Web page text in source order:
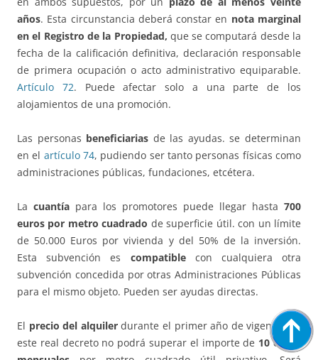
años. Esta circunstancia deberá constar en nota marginal
en el Registro de la Propiedad, que se computará desde la
fecha de la calificación definitiva, declaración responsable
de primera ocupación o acto administrativo equiparable.
Artículo 72. Puede afectar solo a una parte de los
alojamientos de una promoción.
Las personas beneficiarias de las ayudas. se determinan
en el artículo 74, pudiendo ser tanto personas físicas como
administraciones públicas, fundaciones, etcétera.
La cuantía para los promotores puede llegar hasta 700
euros por metro cuadrado de superficie útil. con un límite
de 50.000 Euros por vivienda y del 50% de la inversión.
Esta subvención es compatiblecon cualquiera otra
subvención concedida por otras Administraciones Públicas
para el mismo objeto. Pueden ser ayudas directas.
El precio del alquilerdurante el primer año de vigencia de
este real decreto no podrá superar el importe de 10 euros